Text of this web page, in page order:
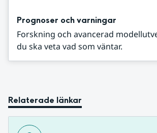
Prognoser och varningar
Forskning och avancerad
du ska veta vad som väntar.
Relaterade länkar